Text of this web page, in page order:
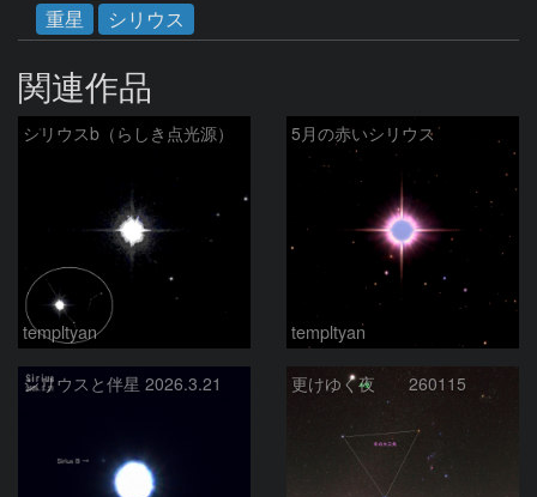
重星
シリウス
関連作品
シリウスb（らしき点光源）
templtyan
5月の赤いシリウス
templtyan
シリウスと伴星 2026.3.21 更けゆく夜 260115